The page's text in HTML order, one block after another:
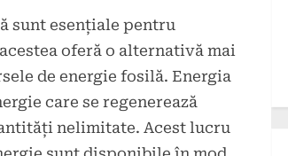
sunt esențiale pentru
oferă o alternativă mai
de energie fosilă. Energia
care se regenerează
nelimitate. Acest lucru